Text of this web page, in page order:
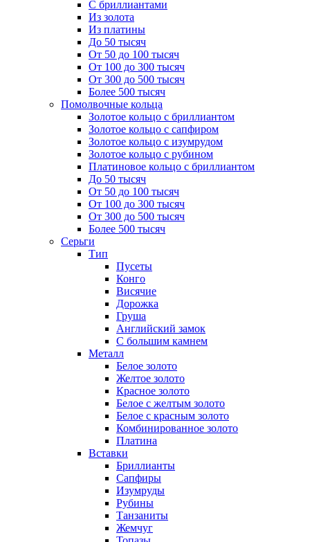
С бриллиантами
Из золота
Из платины
До 50 тысяч
От 50 до 100 тысяч
От 100 до 300 тысяч
От 300 до 500 тысяч
Более 500 тысяч
Помолвочные кольца
Золотое кольцо с бриллиантом
Золотое кольцо с сапфиром
Золотое кольцо с изумрудом
Золотое кольцо с рубином
Платиновое кольцо с бриллиантом
До 50 тысяч
От 50 до 100 тысяч
От 100 до 300 тысяч
От 300 до 500 тысяч
Более 500 тысяч
Серьги
Тип
Пусеты
Конго
Висячие
Дорожка
Груша
Английский замок
С большим камнем
Металл
Белое золото
Желтое золото
Красное золото
Белое с желтым золото
Белое с красным золото
Комбинированное золото
Платина
Вставки
Бриллианты
Сапфиры
Изумруды
Рубины
Танзаниты
Жемчуг